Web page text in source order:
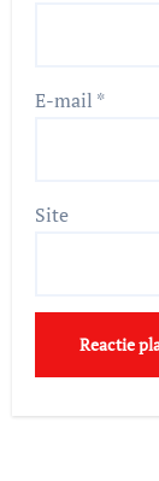
E-mail *
Site